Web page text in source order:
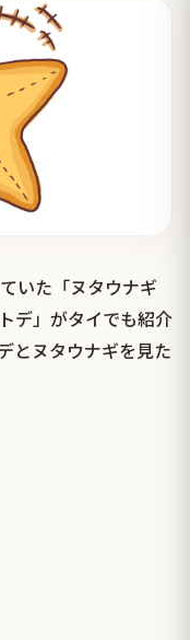
いた「ヌタウナギ
デ」がタイでも紹介
とヌタウナギを見た